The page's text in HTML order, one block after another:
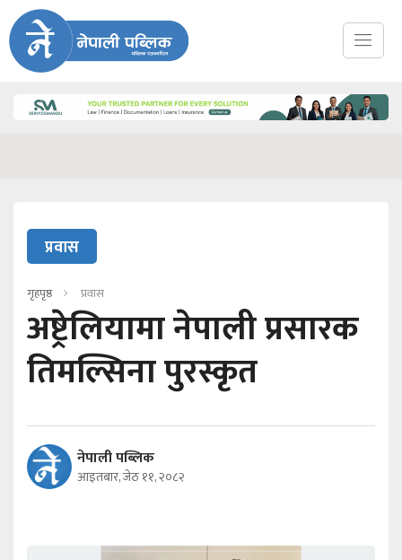
प्रवास
गृहपृष्ठ प्रवास
अष्ट्रेलियामा नेपाली प्रसारक
तिमल्सिना पुरस्कृत
नेपाली पब्लिक
आइतबार, जेठ ११, २०८२